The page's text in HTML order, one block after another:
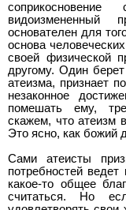
видоизмененный
основателен для
основа
своей физической
другому. Один
атеизма, признает
незаконное
помешать ему,
скажем, что атеизм
Это ясно, как божий
Сами атеисты
потребностей
какое-то общее
считаться. Но